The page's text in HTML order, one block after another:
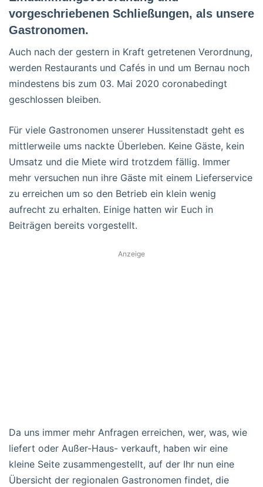
vorgeschriebenen Schließungen, als unsere
Gastronomen.
Auch nach der gestern in Kraft getretenen Verordnung,
werden Restaurants und Cafés in und um Bernau noch
mindestens bis zum 03. Mai 2020 coronabedingt
geschlossen bleiben.
Für viele Gastronomen unserer Hussitenstadt geht es
mittlerweile ums nackte Überleben. Keine Gäste, kein
Umsatz und die Miete wird trotzdem fällig. Immer
mehr versuchen nun ihre Gäste mit einem Lieferservice
zu erreichen um so den Betrieb ein klein wenig
aufrecht zu erhalten. Einige hatten wir Euch in
Beiträgen bereits vorgestellt.
Anzeige
Da uns immer mehr Anfragen erreichen, wer, was, wie
liefert oder Außer-Haus- verkauft, haben wir eine
kleine Seite zusammengestellt, auf der Ihr nun eine
Übersicht der regionalen Gastronomen findet, die